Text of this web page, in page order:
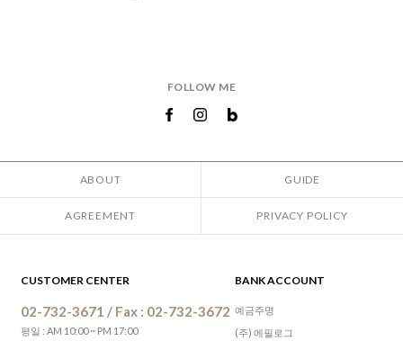
FOLLOW ME
ABOUT GUIDE
AGREEMENT PRIVACY POLICY
CUSTOMER CENTER
02-732-3671 / Fax : 02-732-3672
평일 : AM 10:00 ~ PM 17:00
BANK ACCOUNT
예금주명
(주) 에필로그